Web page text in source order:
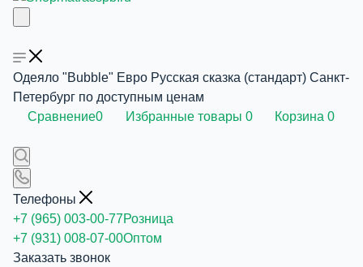
Одеяло "Bubble" Евро Русская сказка (стандарт) Санкт-
Петербург по доступным ценам
Сравнение0 Избранные товары 0 Корзина 0
Телефоны
+7 (965) 003-00-77Розница
+7 (931) 008-07-00Оптом
Заказать звонок